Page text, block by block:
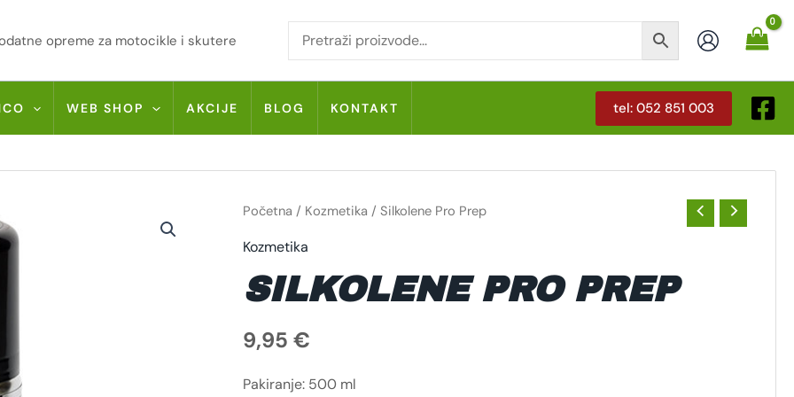
opreme za motocikle i skutere
WEB SHOP AKCIJE BLOG KONTAKT tel: 052 851 003
Početna / Kozmetika / Silkolene Pro Prep
Kozmetika
SILKOLENE PRO PREP
9,95 €
Pakiranje: 500 ml
SILKOLENE
PRO
KOLIČINA